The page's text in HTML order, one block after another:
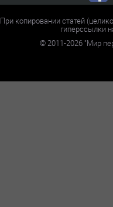
При копировании статей
гиперссылки
©2011-2026 "Мир